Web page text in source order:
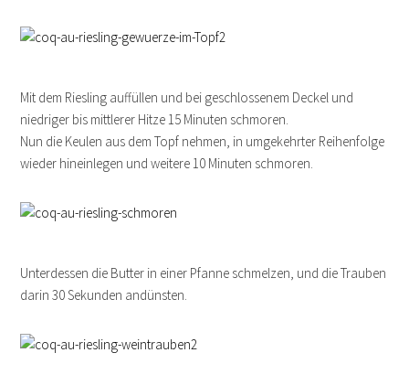
Mit dem Riesling auffüllen und bei geschlossenem Deckel und
niedriger bis mittlerer Hitze 15 Minuten schmoren.
Nun die Keulen aus dem Topf nehmen, in umgekehrter Reihenfolge
wieder hineinlegen und weitere 10 Minuten schmoren.
Unterdessen die Butter in einer Pfanne schmelzen, und die Trauben
darin 30 Sekunden andünsten.